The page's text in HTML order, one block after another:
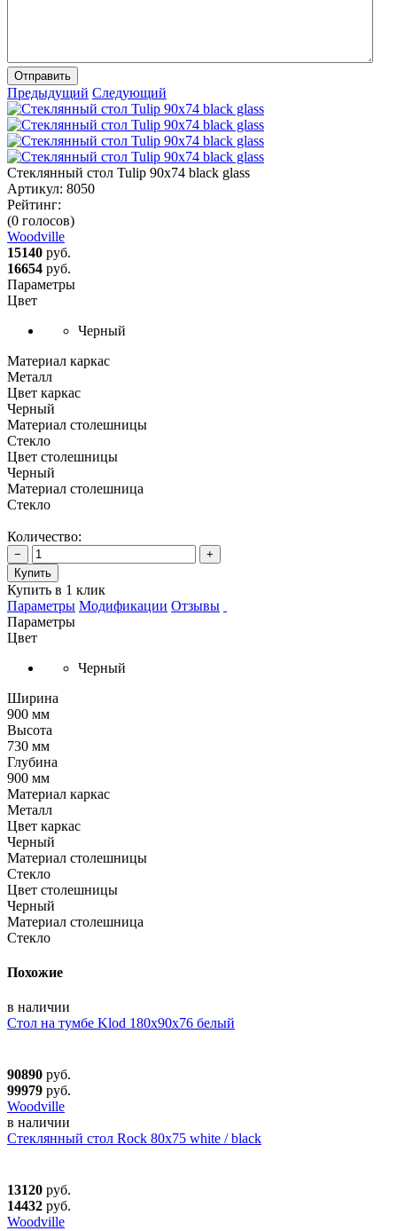
Отправить
Предыдущий Следующий
Стеклянный стол Tulip 90x74 black glass
Артикул: 8050
Рейтинг:
(0 голосов)
Woodville
15140 руб.
16654 руб.
Параметры
Цвет
Черный
Материал каркас
Металл
Цвет каркас
Черный
Материал столешницы
Стекло
Цвет столешницы
Черный
Материал столешница
Стекло
Количество:
−
+
Купить
Купить в 1 клик
Параметры Модификации Отзывы
Параметры
Цвет
Черный
Ширина
900 мм
Высота
730 мм
Глубина
900 мм
Материал каркас
Металл
Цвет каркас
Черный
Материал столешницы
Стекло
Цвет столешницы
Черный
Материал столешница
Стекло
Похожие
в наличии
Стол на тумбе Klod 180х90х76 белый
90890 руб.
99979 руб.
Woodville
в наличии
Стеклянный стол Rock 80х75 white / black
13120 руб.
14432 руб.
Woodville